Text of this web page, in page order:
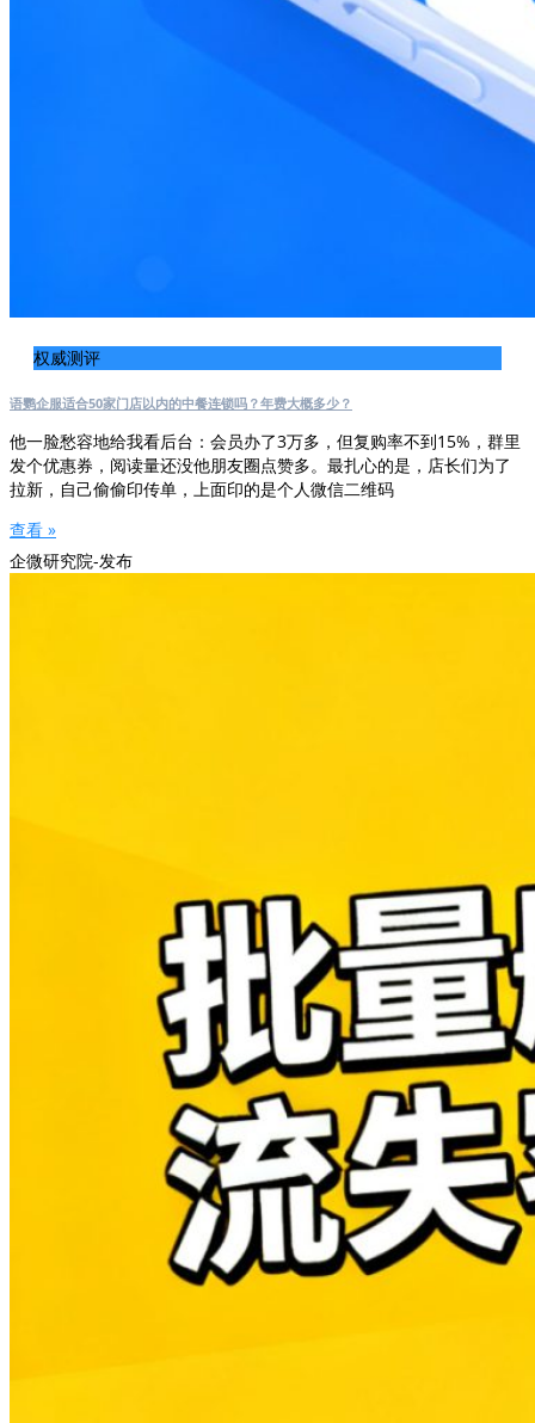
权威测评
语鹦企服适合50家门店以内的中餐连锁吗？年费大概多少？
他一脸愁容地给我看后台：会员办了3万多，但复购率不到15%，群里
发个优惠券，阅读量还没他朋友圈点赞多。最扎心的是，店长们为了
拉新，自己偷偷印传单，上面印的是个人微信二维码
查看 »
企微研究院-发布